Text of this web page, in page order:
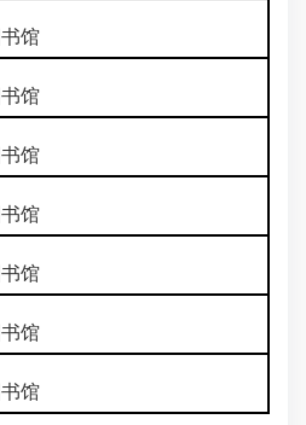
馆
馆
馆
馆
馆
馆
馆